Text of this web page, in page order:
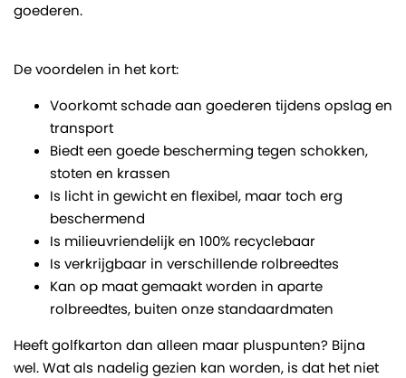
goederen.
De voordelen in het kort:
Voorkomt schade aan goederen tijdens opslag en
transport
Biedt een goede bescherming tegen schokken,
stoten en krassen
Is licht in gewicht en flexibel, maar toch erg
beschermend
Is milieuvriendelijk en 100% recyclebaar
Is verkrijgbaar in verschillende rolbreedtes
Kan op maat gemaakt worden in aparte
rolbreedtes, buiten onze standaardmaten
Heeft golfkarton dan alleen maar pluspunten? Bijna
wel. Wat als nadelig gezien kan worden, is dat het niet